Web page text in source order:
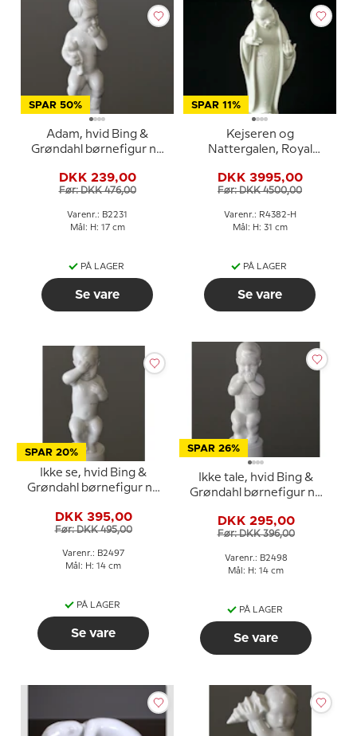
SPAR 50%
Adam, hvid Bing &
Grøndahl børnefigur nr.
DKK 239,00
Før: DKK 476,00
Varenr.: B2231
Mål: H: 17 cm
PÅ LAGER
Se vare
SPAR 11%
Kejseren og
Nattergalen, Royal
4382 - Blanc de
Chine/hvid
DKK 3995,00
Før: DKK 4500,00
Varenr.: R4382-H
Mål: H: 31 cm
PÅ LAGER
Se vare
SPAR 20%
Ikke se, hvid Bing &
Grøndahl børnefigur nr.
DKK 395,00
Før: DKK 495,00
Varenr.: B2497
Mål: H: 14 cm
PÅ LAGER
Se vare
SPAR 26%
Ikke tale, hvid Bing &
Grøndahl børnefigur nr.
DKK 295,00
Før: DKK 396,00
Varenr.: B2498
Mål: H: 14 cm
PÅ LAGER
Se vare